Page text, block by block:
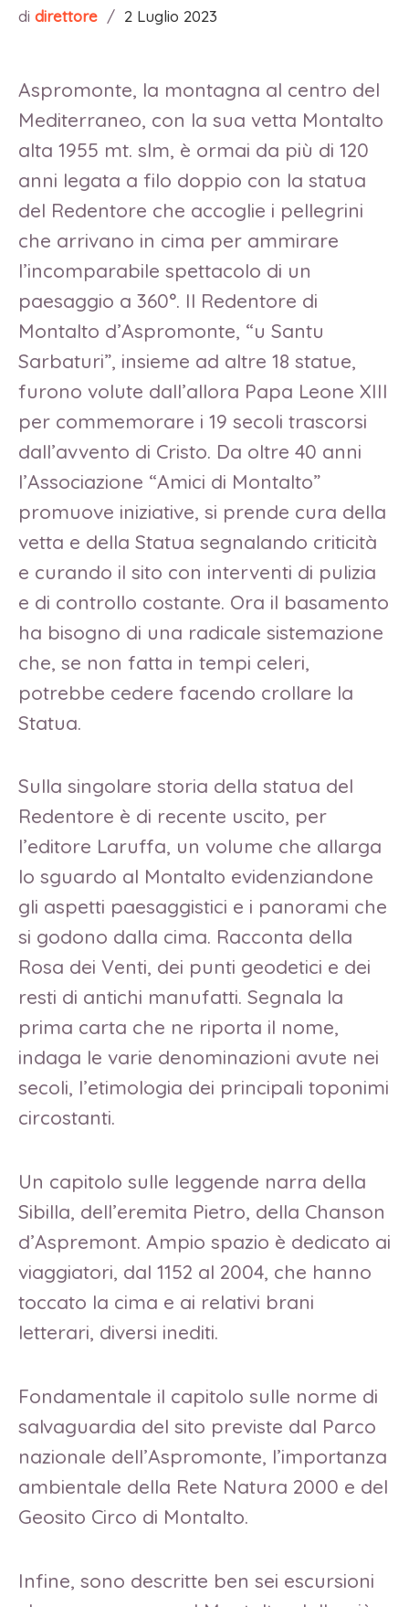
di direttore / 2 Luglio 2023
Aspromonte, la montagna al centro del
Mediterraneo, con la sua vetta Montalto
alta 1955 mt. slm, è ormai da più di 120
anni legata a filo doppio con la statua
del Redentore che accoglie i pellegrini
che arrivano in cima per ammirare
l’incomparabile spettacolo di un
paesaggio a 360°. Il Redentore di
Montalto d’Aspromonte, “u Santu
Sarbaturi”, insieme ad altre 18 statue,
furono volute dall’allora Papa Leone XIII
per commemorare i 19 secoli trascorsi
dall’avvento di Cristo. Da oltre 40 anni
l’Associazione “Amici di Montalto”
promuove iniziative, si prende cura della
vetta e della Statua segnalando criticità
e curando il sito con interventi di pulizia
e di controllo costante. Ora il basamento
ha bisogno di una radicale sistemazione
che, se non fatta in tempi celeri,
potrebbe cedere facendo crollare la
Statua.
Sulla singolare storia della statua del
Redentore è di recente uscito, per
l’editore Laruffa, un volume che allarga
lo sguardo al Montalto evidenziandone
gli aspetti paesaggistici e i panorami che
si godono dalla cima. Racconta della
Rosa dei Venti, dei punti geodetici e dei
resti di antichi manufatti. Segnala la
prima carta che ne riporta il nome,
indaga le varie denominazioni avute nei
secoli, l’etimologia dei principali toponimi
circostanti.
Un capitolo sulle leggende narra della
Sibilla, dell’eremita Pietro, della Chanson
d’Aspremont. Ampio spazio è dedicato ai
viaggiatori, dal 1152 al 2004, che hanno
toccato la cima e ai relativi brani
letterari, diversi inediti.
Fondamentale il capitolo sulle norme di
salvaguardia del sito previste dal Parco
nazionale dell’Aspromonte, l’importanza
ambientale della Rete Natura 2000 e del
Geosito Circo di Montalto.
Infine, sono descritte ben sei escursioni